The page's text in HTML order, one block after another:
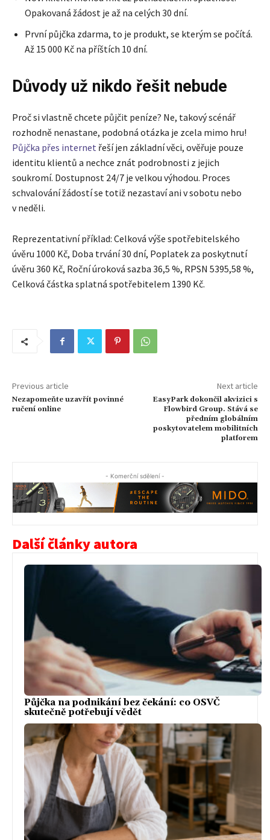
Opakovaná žádost je až na celých 30 dní.
První půjčka zdarma, to je produkt, se kterým se počítá.
Až 15 000 Kč na příštích 10 dní.
Důvody už nikdo řešit nebude
Proč si vlastně chcete půjčit peníze? Ne, takový scénář
rozhodně nenastane, podobná otázka je zcela mimo hru!
Půjčka přes internet řeší jen základní věci, ověřuje pouze
identitu klientů a nechce znát podrobnosti z jejich
soukromí. Dostupnost 24/7 je velkou výhodou. Proces
schvalování žádostí se totiž nezastaví ani v sobotu nebo
v neděli.
Reprezentativní příklad: Celková výše spotřebitelského
úvěru 1000 Kč, Doba trvání 30 dní, Poplatek za poskytnutí
úvěru 360 Kč, Roční úroková sazba 36,5 %, RPSN 5395,58 %,
Celková částka splatná spotřebitelem 1390 Kč.
Previous article
Nezapomeňte uzavřít povinné
ručení online
Next article
EasyPark dokončil akvizici s
Flowbird Group. Stává se
předním globálním
poskytovatelem mobilitních
platforem
- Komerční sdělení -
Další články autora
Půjčka na podnikání bez čekání: co OSVČ
skutečně potřebují vědět